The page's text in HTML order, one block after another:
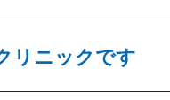
リニックです